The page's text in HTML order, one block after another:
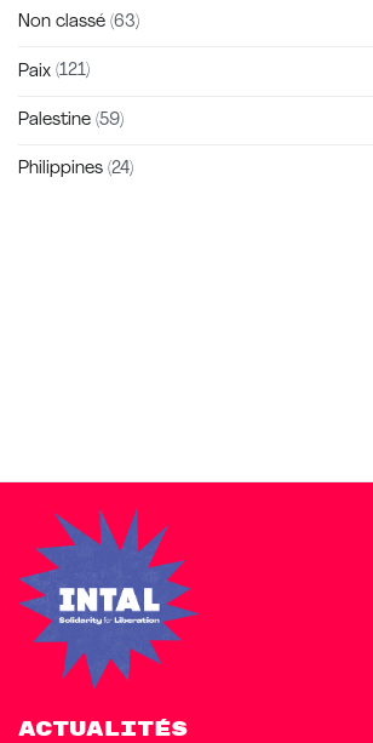
Non classé (63)
Paix (121)
Palestine (59)
Philippines (24)
ACTUALITÉS